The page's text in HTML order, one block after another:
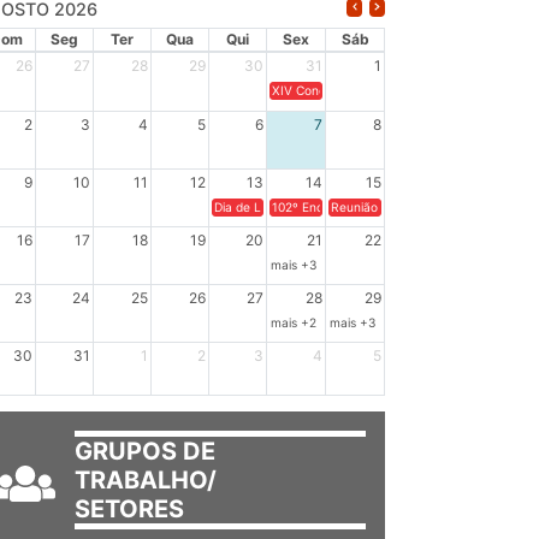
2026
Seg Ter Qua Qui Sex
Sáb
26
27 28 29 30 31 1
XIV Congresso Brasileiro de
2 3 4 5 6 7 8
9 10 11 12 13 14 15
Dia de Luta em Defesa de Cuba e da Soberania dos
102º Encontro da Regional Leste, “Em terra
Reunião GTPE.
16 17 18 19 20 21 22
mais +3
23 24 25 26 27 28 29
mais +2 mais +3
30 31 1 2 3 4 5
GRUPOS DE
TRABALHO/
SETORES